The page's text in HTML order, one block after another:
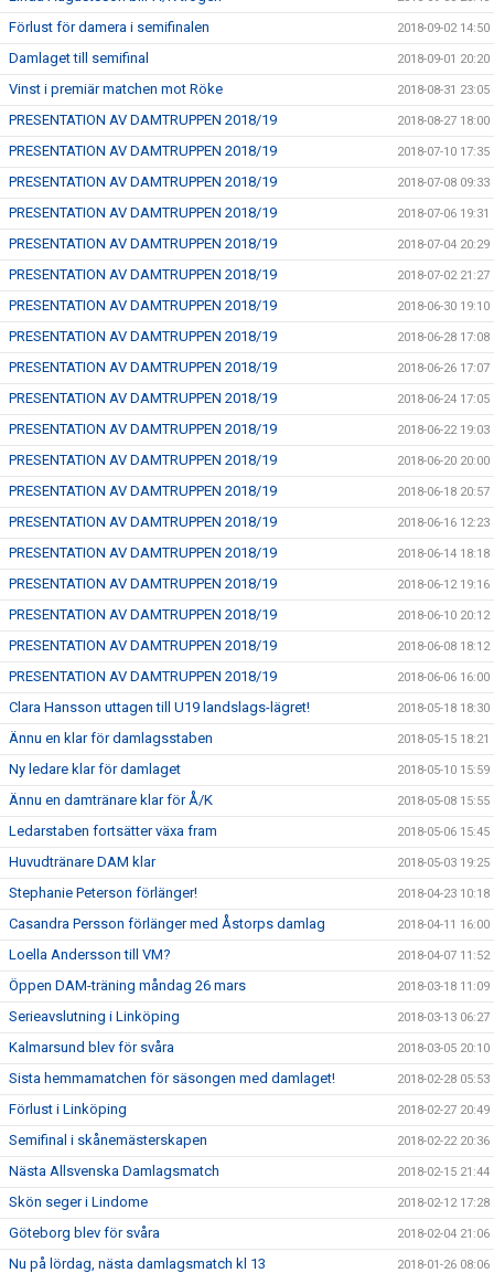
Förlust för damera i semifinalen 2018-09-02 14:50
Damlaget till semifinal 2018-09-01 20:20
Vinst i premiär matchen mot Röke 2018-08-31 23:05
PRESENTATION AV DAMTRUPPEN 2018/19 2018-08-27 18:00
PRESENTATION AV DAMTRUPPEN 2018/19 2018-07-10 17:35
PRESENTATION AV DAMTRUPPEN 2018/19 2018-07-08 09:33
PRESENTATION AV DAMTRUPPEN 2018/19 2018-07-06 19:31
PRESENTATION AV DAMTRUPPEN 2018/19 2018-07-04 20:29
PRESENTATION AV DAMTRUPPEN 2018/19 2018-07-02 21:27
PRESENTATION AV DAMTRUPPEN 2018/19 2018-06-30 19:10
PRESENTATION AV DAMTRUPPEN 2018/19 2018-06-28 17:08
PRESENTATION AV DAMTRUPPEN 2018/19 2018-06-26 17:07
PRESENTATION AV DAMTRUPPEN 2018/19 2018-06-24 17:05
PRESENTATION AV DAMTRUPPEN 2018/19 2018-06-22 19:03
PRESENTATION AV DAMTRUPPEN 2018/19 2018-06-20 20:00
PRESENTATION AV DAMTRUPPEN 2018/19 2018-06-18 20:57
PRESENTATION AV DAMTRUPPEN 2018/19 2018-06-16 12:23
PRESENTATION AV DAMTRUPPEN 2018/19 2018-06-14 18:18
PRESENTATION AV DAMTRUPPEN 2018/19 2018-06-12 19:16
PRESENTATION AV DAMTRUPPEN 2018/19 2018-06-10 20:12
PRESENTATION AV DAMTRUPPEN 2018/19 2018-06-08 18:12
PRESENTATION AV DAMTRUPPEN 2018/19 2018-06-06 16:00
Clara Hansson uttagen till U19 landslags-lägret! 2018-05-18 18:30
Ännu en klar för damlagsstaben 2018-05-15 18:21
Ny ledare klar för damlaget 2018-05-10 15:59
Ännu en damtränare klar för Å/K 2018-05-08 15:55
Ledarstaben fortsätter växa fram 2018-05-06 15:45
Huvudtränare DAM klar 2018-05-03 19:25
Stephanie Peterson förlänger! 2018-04-23 10:18
Casandra Persson förlänger med Åstorps damlag 2018-04-11 16:00
Loella Andersson till VM? 2018-04-07 11:52
Öppen DAM-träning måndag 26 mars 2018-03-18 11:09
Serieavslutning i Linköping 2018-03-13 06:27
Kalmarsund blev för svåra 2018-03-05 20:10
Sista hemmamatchen för säsongen med damlaget! 2018-02-28 05:53
Förlust i Linköping 2018-02-27 20:49
Semifinal i skånemästerskapen 2018-02-22 20:36
Nästa Allsvenska Damlagsmatch 2018-02-15 21:44
Skön seger i Lindome 2018-02-12 17:28
Göteborg blev för svåra 2018-02-04 21:06
Nu på lördag, nästa damlagsmatch kl 13 2018-01-26 08:06